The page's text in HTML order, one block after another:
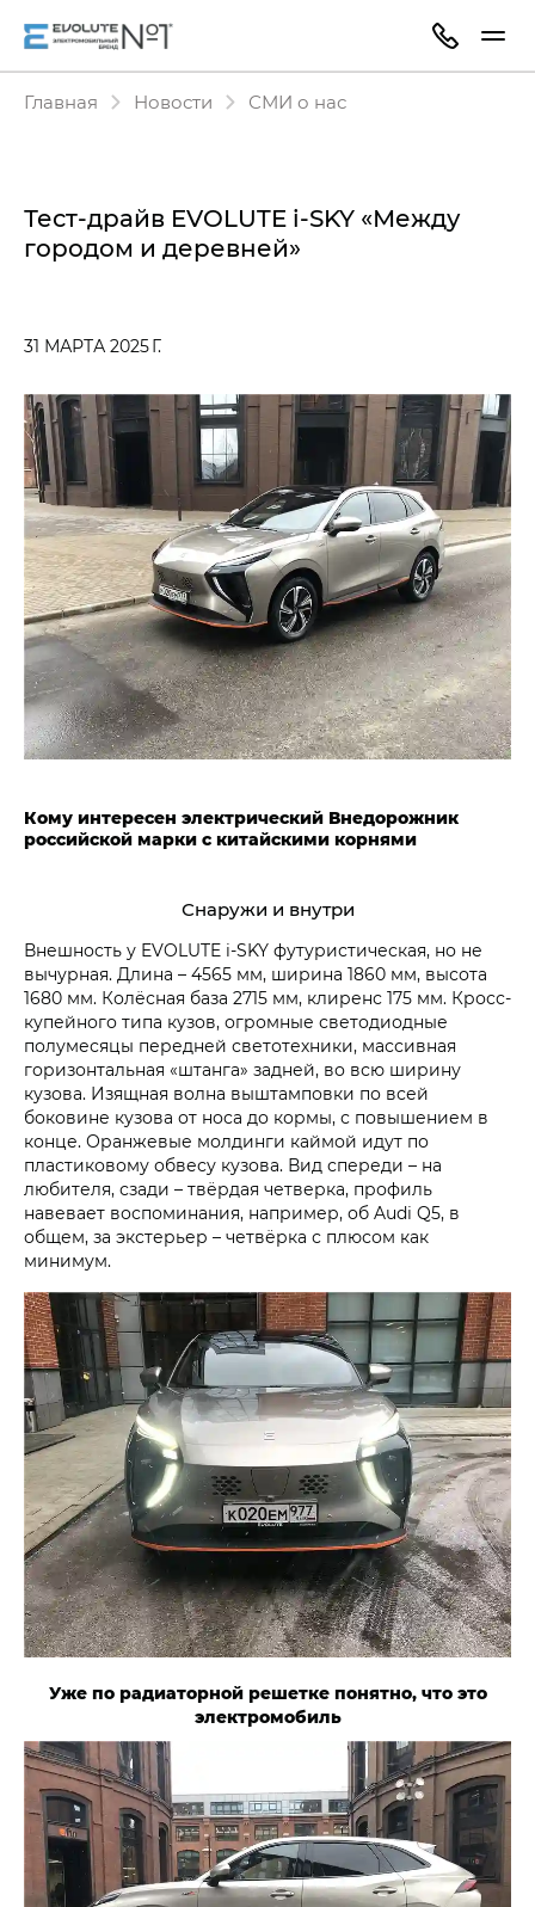
Главная Новости СМИ о нас
Тест-драйв EVOLUTE i‑SKY «Между
городом и деревней»
31 МАРТА 2025 Г.
Кому интересен электрический Внедорожник
российской марки с китайскими корнями
Снаружи и внутри
Внешность у EVOLUTE i‑SKY футуристическая, но не
вычурная. Длина – 4565 мм, ширина 1860 мм, высота
1680 мм. Колёсная база 2715 мм, клиренс 175 мм. Кросс-
купейного типа кузов, огромные светодиодные
полумесяцы передней светотехники, массивная
горизонтальная «штанга» задней, во всю ширину
кузова. Изящная волна выштамповки по всей
боковине кузова от носа до кормы, с повышением в
конце. Оранжевые молдинги каймой идут по
пластиковому обвесу кузова. Вид спереди – на
любителя, сзади – твёрдая четверка, профиль
навевает воспоминания, например, об Audi Q5, в
общем, за экстерьер – четвёрка с плюсом как
минимум.
Уже по радиаторной решетке понятно, что это
электромобиль